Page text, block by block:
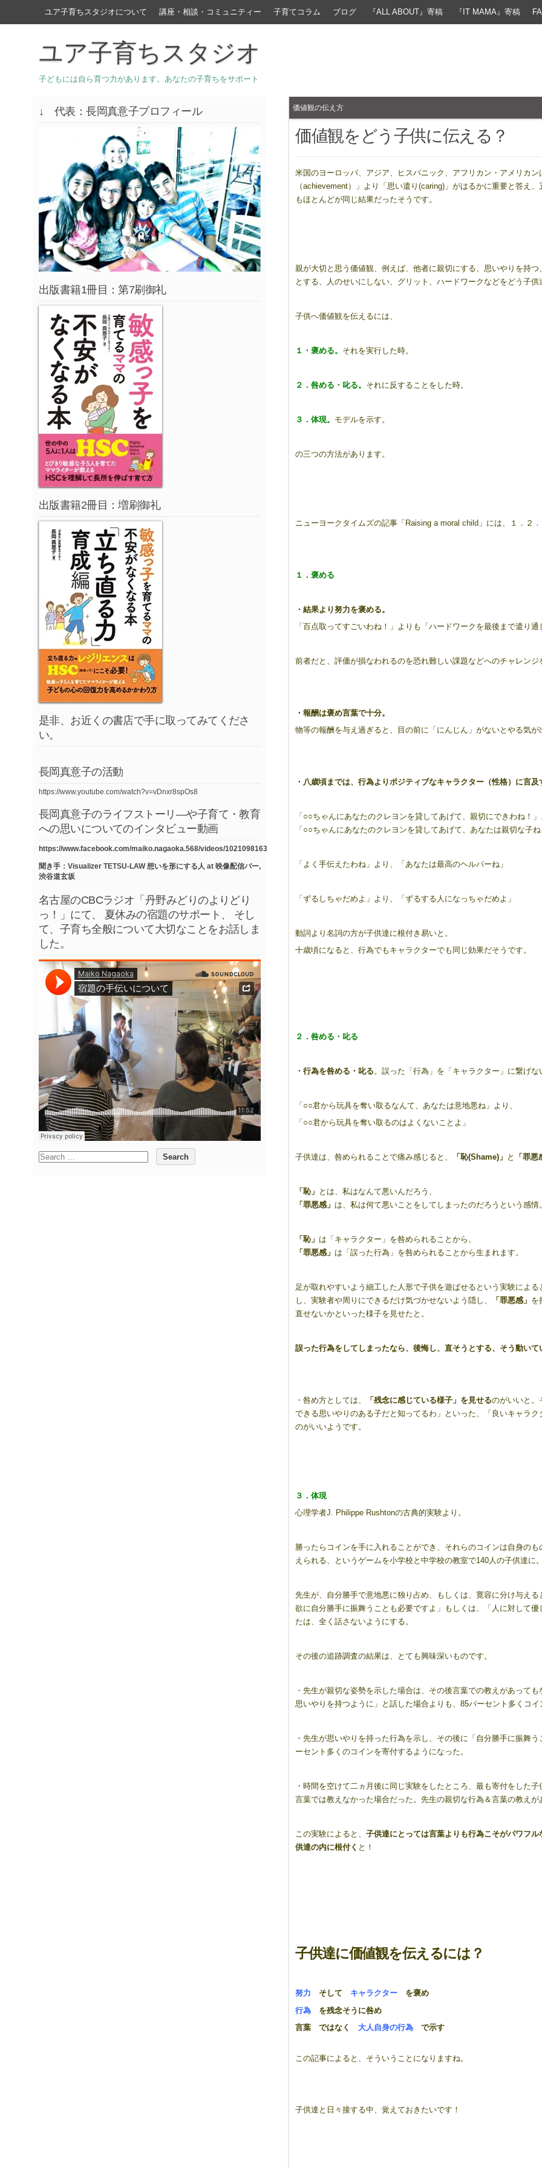
ユア子育ちスタジオについて 講座・相談・コミュニティー 子育てコラム ブログ 『ALL ABOUT』寄稿 『IT MAMA』寄稿
ユア子育ちスタジオ
子どもには自ら育つ力があります。あなたの子育ちをサポート
価値観の伝え方
価値観をどう子供に伝える？
米国のヨーロッパ、アジア、ヒスパニック、アフリカン・アメリカン
（achievement）」より「思い遣り(caring)」がはるかに重要と答え
もほとんどが同じ結果だったそうです。
親が大切と思う価値観、例えば、他者に親切にする、思いやりを持つ
とする、人のせいにしない、グリット、ハードワークなどをどう子供
子供へ価値観を伝えるには、
１・褒める。 それを実行した時。
２．咎める・叱る。 それに反することをした時。
３．体現。 モデルを示す。
の三つの方法があります。
ニューヨークタイムズの記事「Raising a moral child」には、１．２
１．褒める
・結果より努力を褒める。
「百点取ってすごいわね！」よりも「ハードワークを最後まで遣り通
前者だと、評価が損なわれるのを恐れ難しい課題などへのチャレン
・報酬は褒め言葉で十分。
物等の報酬を与え過ぎると、目の前に「にんじん」がないとやる気が
・八歳頃までは、行為よりポジティブなキャラクター（性格）に言及
「○○ちゃんにあなたのクレヨンを貸してあげて、親切にできわね！」
「○○ちゃんにあなたのクレヨンを貸してあげて、あなたは親切な子ね
「よく手伝えたわね」より、「あなたは最高のヘルパーね」
「ずるしちゃだめよ」より、「ずるする人になっちゃだめよ」
動詞より名詞の方が子供達に根付き易いと。
十歳頃になると、行為でもキャラクターでも同じ効果だそうです。
２．咎める・叱る
・行為を咎める・叱る 。誤った「行為」を「キャラクター」に繋げな
「○○君から玩具を奪い取るなんて、あなたは意地悪ね」より、
「○○君から玩具を奪い取るのはよくないことよ」
子供達は、咎められることで痛み感じると、 「恥(Shame) 」 と 「罪悪
「恥」 とは、私はなんて悪いんだろう、
「罪悪感」 は、私は何て悪いことをしてしまったのだろうという感情。
「恥」 は「キャラクター」を咎められることから、
「罪悪感」 は「誤った行為」を咎められることから生まれます。
足が取れやすいよう細工した人形で子供を遊ばせるという実験による
し、実験者や周りにできるだけ気づかせないよう隠し、
「罪悪感」 を
直せないかといった様子を見せたと。
誤った行為をしてしまったなら、後悔し、直そうとする、そう動いて
・咎め方としては、 「残念に感じている様子」を見せるのがいいと。
できる思いやりのある子だと知ってるわ」といった、「良いキャラ
のがいいようです。
３．体現
心理学者J. Philippe Rushtonの古典的実験より。
勝ったらコインを手に入れることができ、それらのコインは自身の
えられる、というゲームを小学校と中学校の教室で140人の子供達に。
先生が、自分勝手で意地悪に独り占め、もしくは、寛容に分け与え
欲に自分勝手に振舞うことも必要ですよ」もしくは、「人に対して
たは、全く話さないようにする。
その後の追跡調査の結果は、とても興味深いものです。
・先生が親切な姿勢を示した場合は、その後言葉での教えがあって
思いやりを持つように」と話した場合よりも、85パーセント多くコイ
・先生が思いやりを持った行為を示し、その後に「自分勝手に振舞
ーセント多くのコインを寄付するようになった。
・時間を空けて二ヵ月後に同じ実験をしたところ、最も寄付をした
言葉では教えなかった場合だった。先生の親切な行為＆言葉の教え
この実験によると、子供達にとっては言葉よりも行為こそがパワフ
供達の内に根付く と！
子供達に価値観を伝えるには？
努力 そして キャラクター を褒め
行為 を残念そうに咎め
言葉 ではなく大人自身の行為 で示す
この記事によると、そういうことになりますね。
子供達と日々接する中、覚えておきたいです！
↓ 代表：長岡真意子プロフィール
出版書籍1冊目：第7刷御礼
出版書籍2冊目：増刷御礼
是非、お近くの書店で手に取ってみてくださ
い。
長岡真意子の活動
https://www.youtube.com/watch?v=vDnxr8spOs8
長岡真意子のライフストーリ―や子育て・教育
への思いについてのインタビュー動画
https://www.facebook.com/maiko.nagaoka.568/videos/10210981638417544/
聞き手：Visualizer TETSU-LAW 想いを形にする人 at 映像配信バー,
渋谷道玄坂
名古屋のCBCラジオ「丹野みどりのよりどり
っ！」にて、 夏休みの宿題のサポート、 そし
て、子育ち全般について大切なことをお話しま
した。